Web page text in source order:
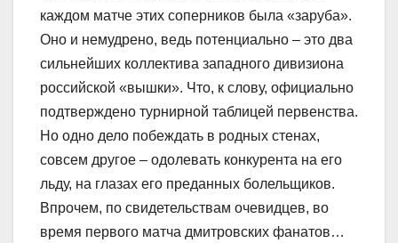
каждом матче этих соперников была «заруба».
Оно и немудрено, ведь потенциально – это два
сильнейших коллектива западного дивизиона
российской «вышки». Что, к слову, официально
подтверждено турнирной таблицей первенства.
Но одно дело побеждать в родных стенах,
совсем другое – одолевать конкурента на его
льду, на глазах его преданных болельщиков.
Впрочем, по свидетельствам очевидцев, во
время первого матча дмитровских фанатов…